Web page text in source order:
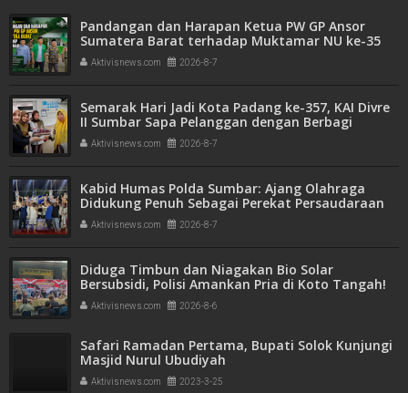
Pandangan dan Harapan Ketua PW GP Ansor
Sumatera Barat terhadap Muktamar NU ke-35
Aktivisnews.com 2026-8-7
Semarak Hari Jadi Kota Padang ke-357, KAI Divre
II Sumbar Sapa Pelanggan dengan Berbagi
Apresiasi di Stasiun Padang
Aktivisnews.com 2026-8-7
Kabid Humas Polda Sumbar: Ajang Olahraga
Didukung Penuh Sebagai Perekat Persaudaraan
dan Kamtibmas
Aktivisnews.com 2026-8-7
Diduga Timbun dan Niagakan Bio Solar
Bersubsidi, Polisi Amankan Pria di Koto Tangah!
1.350 Liter BBM Disita
Aktivisnews.com 2026-8-6
Safari Ramadan Pertama, Bupati Solok Kunjungi
Masjid Nurul Ubudiyah
Aktivisnews.com 2023-3-25